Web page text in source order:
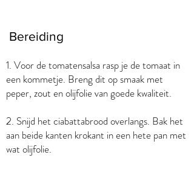
Bereiding
1. Voor de tomatensalsa rasp je de tomaat in
een kommetje. Breng dit op smaak met
peper, zout en olijfolie van goede kwaliteit.
2. Snijd het ciabattabrood overlangs. Bak het
aan beide kanten krokant in een hete pan met
wat olijfolie.